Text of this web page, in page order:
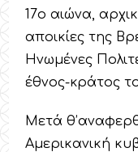
17ο αιώνα,
αποικίες της
Ηνωμένες
έθνος-κράτος το
Μετά
Αμερικανική